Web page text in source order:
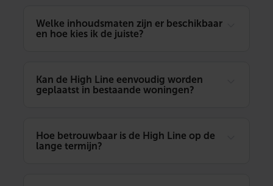
Welke inhoudsmaten zijn er beschikbaar
en hoe kies ik de juiste?
Kan de High Line eenvoudig worden
geplaatst in bestaande woningen?
Hoe betrouwbaar is de High Line op de
lange termijn?